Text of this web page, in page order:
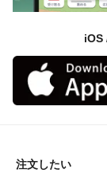
iOS
注文したい